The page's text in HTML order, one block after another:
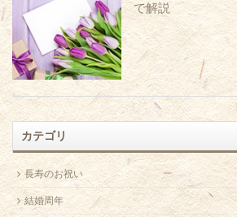
で解説
カテゴリ
長寿のお祝い
結婚周年